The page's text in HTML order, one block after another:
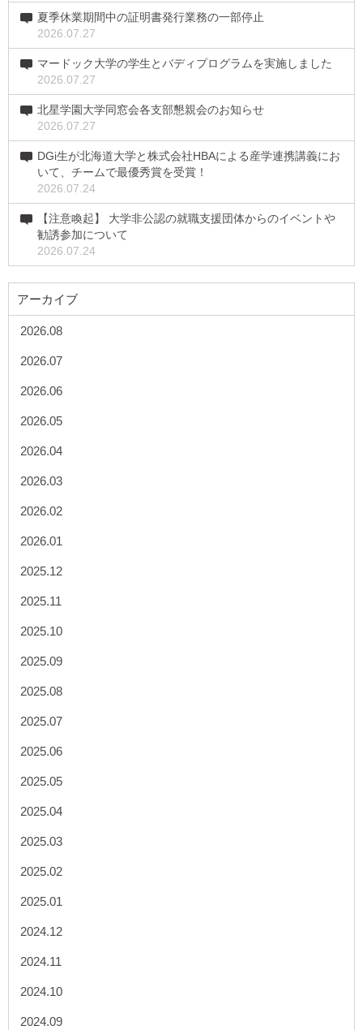
夏季休業期間中の証明書発行業務の一部停止
2026.07.27
マードック大学の学生とバディプログラムを実施しました
2026.07.27
北星学園大学同窓会各支部懇親会のお知らせ
2026.07.27
DGi生が北海道大学と株式会社HBAによる産学連携講義にお
いて、チームで最優秀賞を受賞！
2026.07.24
【注意喚起】 大学非公認の就職支援団体からのイベントや
勧誘参加について
2026.07.24
アーカイブ
2026.08
2026.07
2026.06
2026.05
2026.04
2026.03
2026.02
2026.01
2025.12
2025.11
2025.10
2025.09
2025.08
2025.07
2025.06
2025.05
2025.04
2025.03
2025.02
2025.01
2024.12
2024.11
2024.10
2024.09